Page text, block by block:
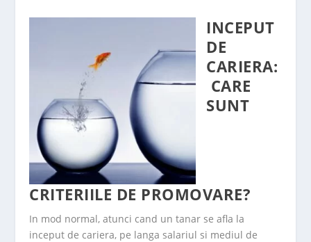
INCEPUT
DE
CARIERA:
CARE
SUNT
CRITERIILE DE PROMOVARE?
In mod normal, atunci cand un tanar se afla la
inceput de cariera, pe langa salariul si mediul de